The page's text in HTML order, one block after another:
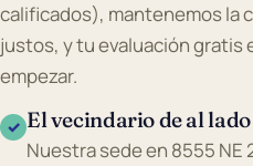
calificados), mantenemos la
justos, y tu evaluación gratis
empezar.
✓ El vecindario de al lado
Nuestra sede en 8555 NE